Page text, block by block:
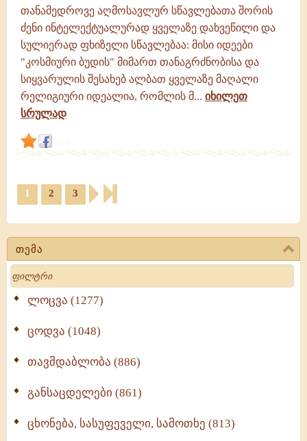
თემა
Search
ლოცვა (1277)
ცოდვა (1048)
თავმდაბლობა (886)
განსაცდელები (861)
ცხონება, სასუფეველი, სამოთხე (813)
თანამედროვე აღმოსავლურ სწავლებათა შორის
ძენი ინტელექტუალურად ყველაზე დახვეწილი და
სულიერად ფხიზელი სწავლებაა: მისი იდეები
"კოსმიური ბუდის" მიმართ თანაგრძნობისა და
სიყვარულის შესახებ ალბათ ყველაზე მაღალი
რელიგიური იდეალია, რომლის მ... იხილეთ
სრულად
1 2 3